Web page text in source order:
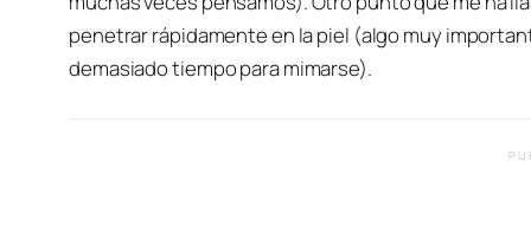
penetrar rápidamente en la piel (algo muy
demasiado tiempo para mimarse).